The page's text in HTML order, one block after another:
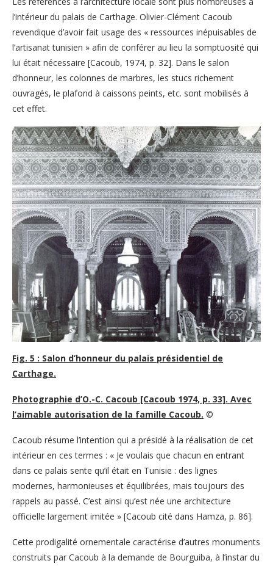
l’intérieur du palais de Carthage. Olivier-Clément Cacoub
revendique d’avoir fait usage des « ressources inépuisables de
l’artisanat tunisien » afin de conférer au lieu la somptuosité qui
lui était nécessaire [Cacoub, 1974, p. 32]. Dans le salon
d’honneur, les colonnes de marbres, les stucs richement
ouvragés, le plafond à caissons peints, etc. sont mobilisés à
cet effet.
Fig. 5 : Salon d’honneur du palais présidentiel de
Carthage.
Photographie d’O.-C. Cacoub [Cacoub 1974, p. 33]. Avec
l’aimable autorisation de la famille Cacoub. ©
Cacoub résume l’intention qui a présidé à la réalisation de cet
intérieur en ces termes : « Je voulais que chacun en entrant
dans ce palais sente qu’il était en Tunisie : des lignes
modernes, harmonieuses et équilibrées, mais toujours des
rappels au passé. C’est ainsi qu’est née une architecture
officielle largement imitée » [Cacoub cité dans Hamza, p. 86].
Cette prodigalité ornementale caractérise d’autres monuments
construits par Cacoub à la demande de Bourguiba, à l’instar du